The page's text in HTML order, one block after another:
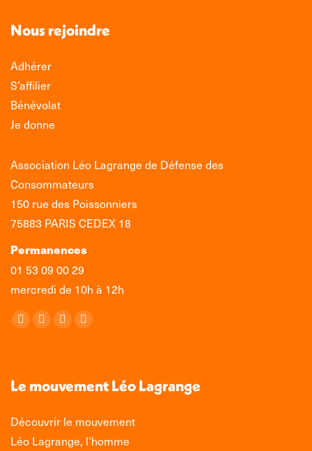
Nous rejoindre
Adhérer
S’affilier
Bénévolat
Je donne
Association Léo Lagrange de Défense des
Consommateurs
150 rue des Poissonniers
75883 PARIS CEDEX 18
Permanences
01 53 09 00 29
mercredi de 10h à 12h
Retrouvez-nous sur :
La
s'ouvre
une
nouvelle
La
s'ouvre
une
La
s'ouvre
une
nouvelle
La
s'ouvre
une
nouvelle
Le mouvement Léo Lagrange
Découvrir le mouvement
Léo Lagrange, l’homme